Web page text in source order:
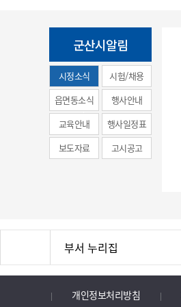
군산시알림
시정소식
(municipal
news)
시험/채용
읍면동소식
행사안내
교육안내
행사일정표
보도자료
고시공고
부서 누리집
개인정보처리방침